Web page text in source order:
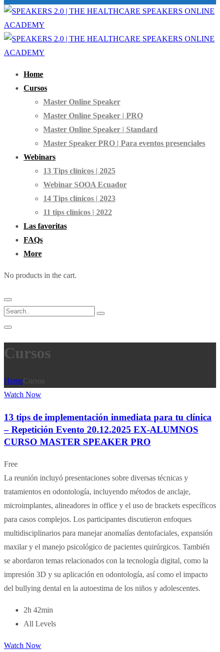
Home
Cursos
Master Online Speaker
Master Online Speaker | PRO
Master Online Speaker | Standard
Master Speaker PRO | Para eventos presenciales
Webinars
13 Tips clínicos | 2025
Webinar SOOA Ecuador
14 Tips clínicos | 2023
11 tips clínicos | 2022
Las favoritas
FAQs
More
No products in the cart.
Cursos
HomeCursos
Watch Now
13 tips de implementación inmediata para tu clínica
– Repetición Evento 20.12.2025 EX-ALUMNOS
CURSO MASTER SPEAKER PRO
Free
La reunión incluyó presentaciones sobre diversas técnicas y
tratamientos en odontología, incluyendo métodos de anclaje,
microimplantes, alineadores in office y el uso de brackets específicos
para casos complejos. Los participantes discutieron enfoques
multidisciplinarios para manejar anomalías dentofaciales, expansión
maxilar y el manejo psicológico de pacientes quirúrgicos. También
se abordaron temas relacionados con la tecnología digital, como la
impresión 3D y su aplicación en odontología, así como el impacto
del bullying dental en la autoestima de los niños y adolescentes.
2h 42min
All Levels
Watch Now